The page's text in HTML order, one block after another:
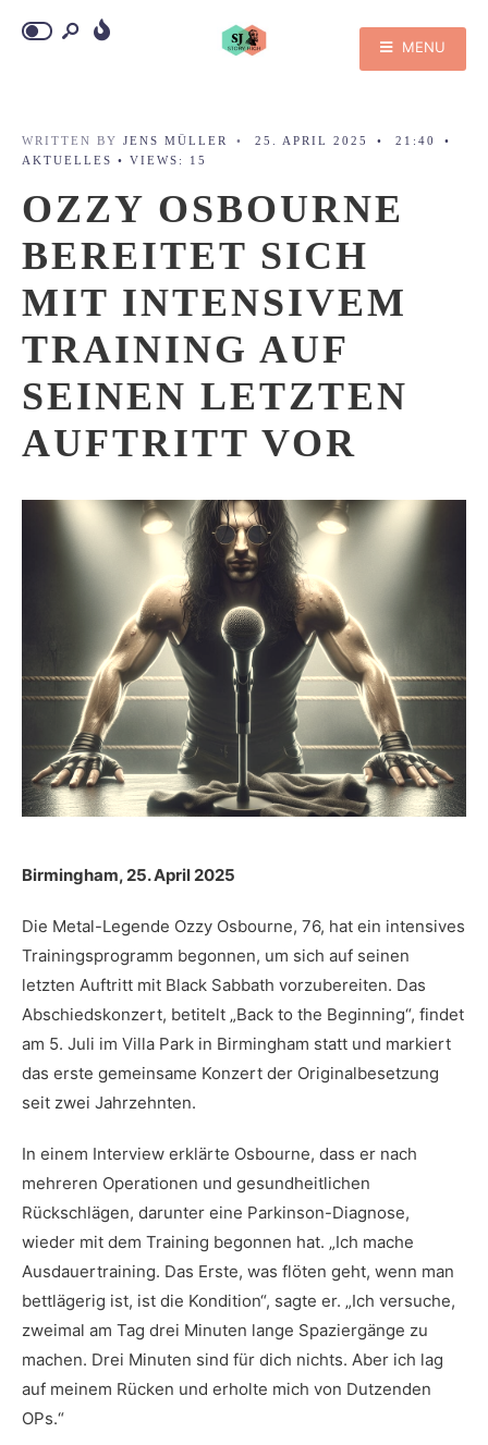
MENU
WRITTEN BY JENS MÜLLER • 25. APRIL 2025 • 21:40
•
AKTUELLES • VIEWS: 15
OZZY OSBOURNE
BEREITET SICH
MIT INTENSIVEM
TRAINING AUF
SEINEN LETZTEN
AUFTRITT VOR
Birmingham, 25. April 2025
Die Metal-Legende Ozzy Osbourne, 76, hat ein intensives
Trainingsprogramm begonnen, um sich auf seinen
letzten Auftritt mit Black Sabbath vorzubereiten. Das
Abschiedskonzert, betitelt „Back to the Beginning“, findet
am 5. Juli im Villa Park in Birmingham statt und markiert
das erste gemeinsame Konzert der Originalbesetzung
seit zwei Jahrzehnten.
In einem Interview erklärte Osbourne, dass er nach
mehreren Operationen und gesundheitlichen
Rückschlägen, darunter eine Parkinson-Diagnose,
wieder mit dem Training begonnen hat. „Ich mache
Ausdauertraining. Das Erste, was flöten geht, wenn man
bettlägerig ist, ist die Kondition“, sagte er. „Ich versuche,
zweimal am Tag drei Minuten lange Spaziergänge zu
machen. Drei Minuten sind für dich nichts. Aber ich lag
auf meinem Rücken und erholte mich von Dutzenden
OPs.“